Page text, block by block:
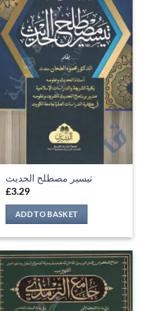
تيسير مصطلح الحديث
£3.29
ADD TO BASKET